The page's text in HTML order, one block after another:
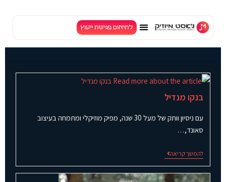
לתיאום פגישת ייעוץ
בנקו מנדיל
עם ניסיון וותק של מעל 30 שנה, מפיק מוזיקלי ומתמחה בעיצוב
סאונד,…
להמשך קריאה